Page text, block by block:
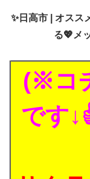
✨日高市 | オスス
る💖メ
(※コ
です